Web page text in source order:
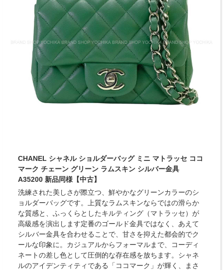
CHANEL シャネル ショルダーバッグ ミニ マトラッセ ココ
マーク チェーン グリーン ラムスキン シルバー金具
A35200 新品同様【中古】
洗練された美しさが際立つ、鮮やかなグリーンカラーのシ
ョルダーバッグです。上質なラムスキンならではの滑らか
な質感と、ふっくらとしたキルティング（マトラッセ）が
高級感を演出します定番のゴールド金具ではなく、あえて
シルバー金具を合わせることで、甘さを抑えた都会的でク
ールな印象に。カジュアルからフォーマルまで、コーディ
ネートの差し色として圧倒的な存在感を放ちます。シャネ
ルのアイデンティティである「ココマーク」が輝く、まさ